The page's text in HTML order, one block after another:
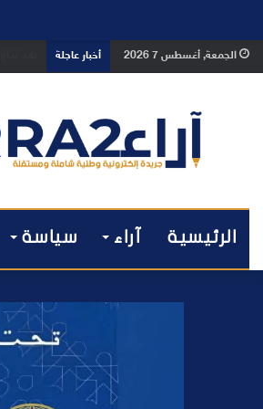
الجمعة, أغسطس 7 2026 أخبار عاجلة
الرئيسية آراء سياسة